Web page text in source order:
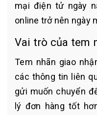
mại điện tử ngày
online trở nên ngày
Vai trò của tem
Tem nhãn giao
các thông tin liên
gửi muốn chuyển
lý đơn hàng tốt